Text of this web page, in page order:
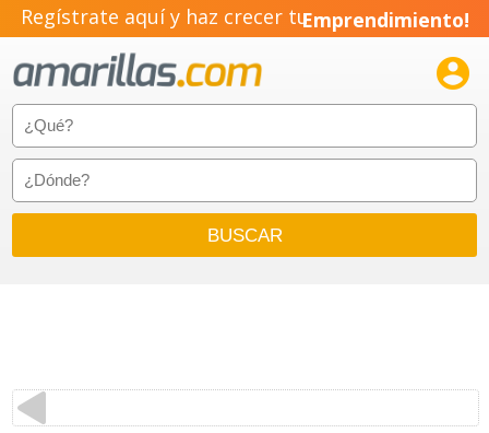
Regístrate aquí y haz crecer tuEmprendimiento!
